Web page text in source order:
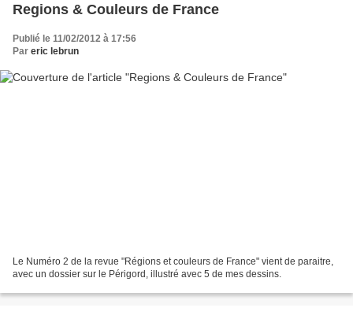
Regions & Couleurs de France
Publié le 11/02/2012 à 17:56
Par eric lebrun
Le Numéro 2 de la revue "Régions et couleurs de France" vient de paraitre,
avec un dossier sur le Périgord, illustré avec 5 de mes dessins.